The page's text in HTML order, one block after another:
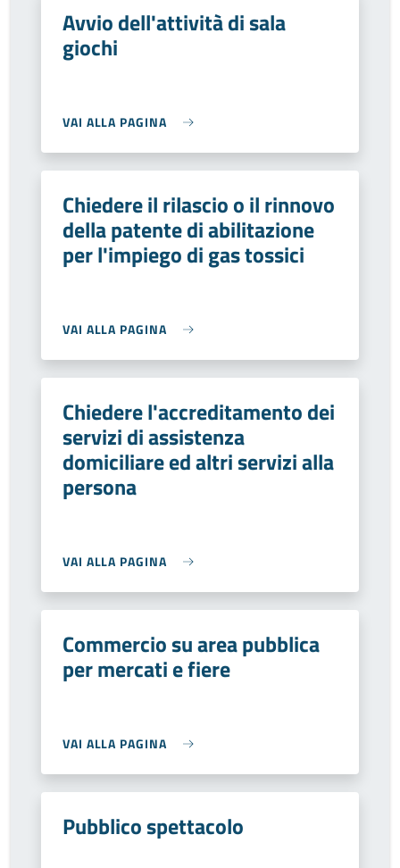
Avvio dell'attività di sala
giochi
VAI ALLA PAGINA
Chiedere il rilascio o il rinnovo
della patente di abilitazione
per l'impiego di gas tossici
VAI ALLA PAGINA
Chiedere l'accreditamento dei
servizi di assistenza
domiciliare ed altri servizi alla
persona
VAI ALLA PAGINA
Commercio su area pubblica
per mercati e fiere
VAI ALLA PAGINA
Pubblico spettacolo